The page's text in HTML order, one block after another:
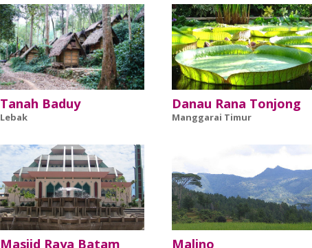
Tanah Baduy
Lebak
Danau Rana Tonjong
Manggarai Timur
Masjid Raya Batam Malino